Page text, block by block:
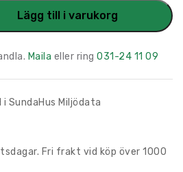
Lägg till i varukorg
Maila eller ring 031-24 11 09
SundaHus Miljödata
Fri frakt vid köp över 1000